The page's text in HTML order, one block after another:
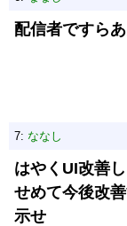
配信者ですら
7: ななし
はやくUI改善
せめて今後改
示せ